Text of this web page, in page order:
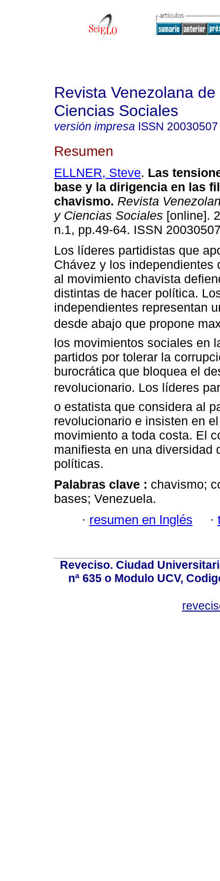
Revista Venezolana
Ciencias Sociales
versión impresa ISSN 20030507
Resumen
ELLNER, Steve. Las
base y la dirigencia en las
chavismo. Revista
y Ciencias Sociales [online].
n.1, pp.49-64. ISSN
Los líderes partidistas que
Chávez y los independientes
al movimiento chavista
distintas de hacer política.
independientes representan
desde abajo que propone
los movimientos sociales en
partidos por tolerar la
burocrática que bloquea el
revolucionario. Los líderes
o estatista que considera al
revolucionario e insisten en
movimiento a toda costa. El
manifiesta en una diversidad
políticas.
Palabras clave : chavismo;
bases; Venezuela.
· resumen en Inglés ·
Reveciso. Ciudad
nª 635 o Modulo UCV,